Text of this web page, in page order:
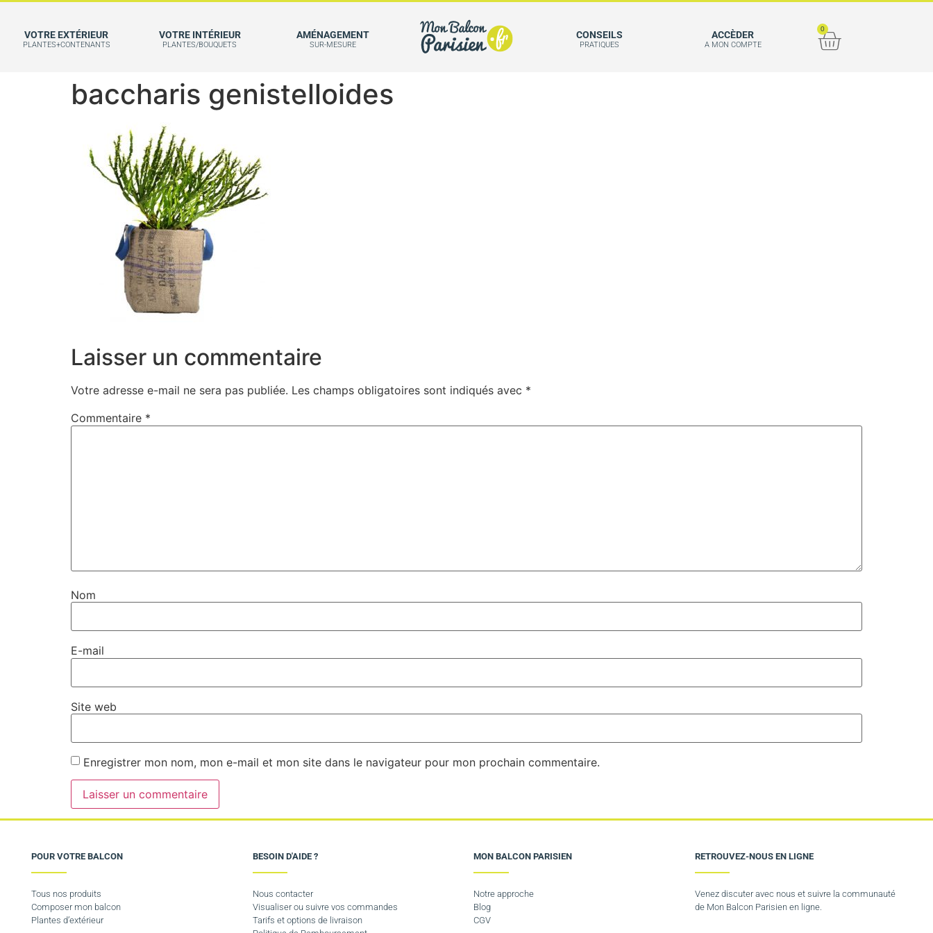
VOTRE EXTÉRIEUR
PLANTES+CONTENANTS
VOTRE INTÉRIEUR
PLANTES/BOUQUETS
AMÉNAGEMENT
SUR-MESURE
CONSEILS
PRATIQUES
ACCÈDER
A MON COMPTE
0
baccharis genistelloides
Laisser un commentaire
Votre adresse e-mail ne sera pas publiée. Les champs obligatoires sont indiqués avec *
Commentaire *
Nom
E-mail
Site web
Enregistrer mon nom, mon e-mail et mon site dans le navigateur pour mon prochain commentaire.
POUR VOTRE BALCON
Tous nos produits
Composer mon balcon
Plantes d’extérieur
BESOIN D'AIDE ?
Nous contacter
Visualiser ou suivre vos commandes
Tarifs et options de livraison
MON BALCON PARISIEN
Notre approche
Blog
CGV
RETROUVEZ-NOUS EN LIGNE
Venez discuter avec nous et suivre la communauté
de Mon Balcon Parisien en ligne.